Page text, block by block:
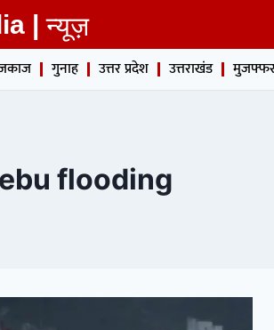
| न्यूज़
गुनाह उत्तर प्रदेश उत्तराखंड
flooding